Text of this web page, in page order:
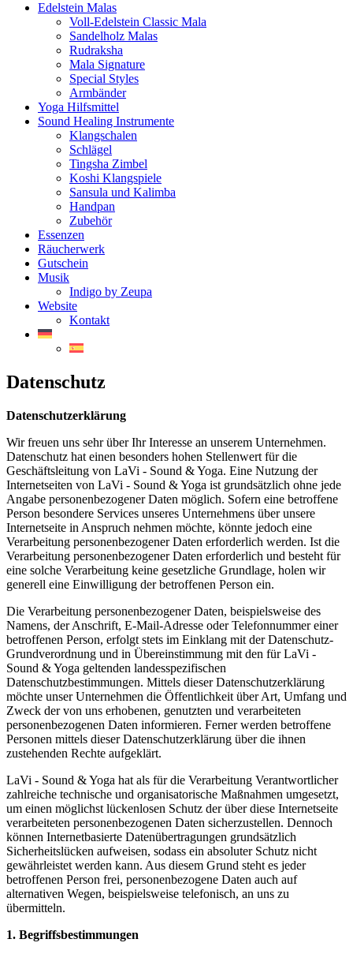
Edelstein Malas
Voll-Edelstein Classic Mala
Sandelholz Malas
Rudraksha
Mala Signature
Special Styles
Armbänder
Yoga Hilfsmittel
Sound Healing Instrumente
Klangschalen
Schlägel
Tingsha Zimbel
Koshi Klangspiele
Sansula und Kalimba
Handpan
Zubehör
Essenzen
Räucherwerk
Gutschein
Musik
Indigo by Zeupa
Website
Kontakt
Datenschutz
Datenschutzerklärung
Wir freuen uns sehr über Ihr Interesse an unserem Unternehmen.
Datenschutz hat einen besonders hohen Stellenwert für die
Geschäftsleitung von LaVi - Sound & Yoga. Eine Nutzung der
Internetseiten von LaVi - Sound & Yoga ist grundsätzlich ohne jede
Angabe personenbezogener Daten möglich. Sofern eine betroffene
Person besondere Services unseres Unternehmens über unsere
Internetseite in Anspruch nehmen möchte, könnte jedoch eine
Verarbeitung personenbezogener Daten erforderlich werden. Ist die
Verarbeitung personenbezogener Daten erforderlich und besteht für
eine solche Verarbeitung keine gesetzliche Grundlage, holen wir
generell eine Einwilligung der betroffenen Person ein.
Die Verarbeitung personenbezogener Daten, beispielsweise des
Namens, der Anschrift, E-Mail-Adresse oder Telefonnummer einer
betroffenen Person, erfolgt stets im Einklang mit der Datenschutz-
Grundverordnung und in Übereinstimmung mit den für LaVi -
Sound & Yoga geltenden landesspezifischen
Datenschutzbestimmungen. Mittels dieser Datenschutzerklärung
möchte unser Unternehmen die Öffentlichkeit über Art, Umfang und
Zweck der von uns erhobenen, genutzten und verarbeiteten
personenbezogenen Daten informieren. Ferner werden betroffene
Personen mittels dieser Datenschutzerklärung über die ihnen
zustehenden Rechte aufgeklärt.
LaVi - Sound & Yoga hat als für die Verarbeitung Verantwortlicher
zahlreiche technische und organisatorische Maßnahmen umgesetzt,
um einen möglichst lückenlosen Schutz der über diese Internetseite
verarbeiteten personenbezogenen Daten sicherzustellen. Dennoch
können Internetbasierte Datenübertragungen grundsätzlich
Sicherheitslücken aufweisen, sodass ein absoluter Schutz nicht
gewährleistet werden kann. Aus diesem Grund steht es jeder
betroffenen Person frei, personenbezogene Daten auch auf
alternativen Wegen, beispielsweise telefonisch, an uns zu
übermitteln.
1. Begriffsbestimmungen